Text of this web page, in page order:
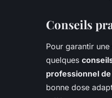
Conseils
Pour garantir une
quelques
professionnel
bonne dose